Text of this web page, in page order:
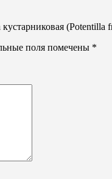
(Potentilla
поля помечены *